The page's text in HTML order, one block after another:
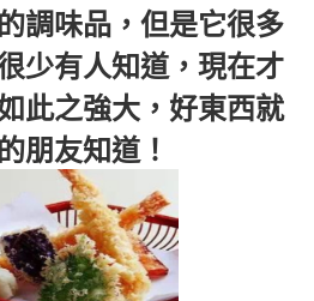
調味品，但是它很多
少有人知道，現在才
此之強大，好東西就
朋友知道！